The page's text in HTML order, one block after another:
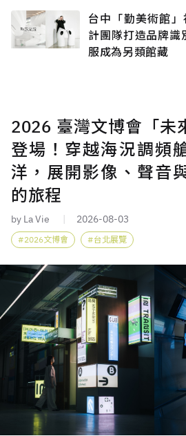
台中「勤美術館
計團隊打造品牌識
服成為另類館藏
2026 臺灣文博會「未
登場！穿越海況調頻
洋，展開影像、聲音
的旅程
by La Vie 2026-08-03
2026文博會 台北展覽